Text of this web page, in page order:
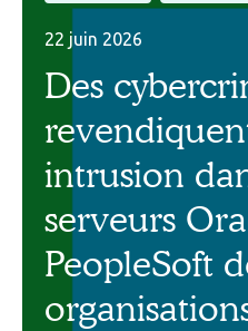
22 juin 2026
Des
intrusion
serveurs
PeopleSoft